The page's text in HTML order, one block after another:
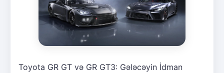
Toyota GR GT və GR GT3: Gələcəyin İdman